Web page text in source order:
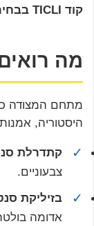
קוד TICLI בבחירת תאריך מראש!
מה
מתחם המצודה
היסטוריה,
✓ קתדרלת
צבעוניים.
✓ בזיליקת
אדומה